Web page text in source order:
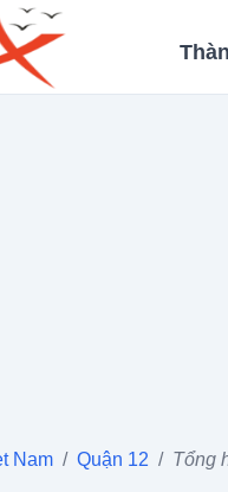
Nam / Quận 12 / Tổng